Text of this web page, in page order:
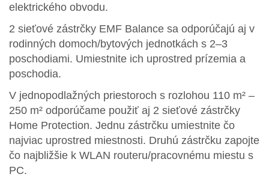
elektrického obvodu.
2 sieťové zástrčky EMF Balance sa odporúčajú aj v
rodinných domoch/bytových jednotkách s 2–3
poschodiami. Umiestnite ich uprostred prízemia a
poschodia.
V jednopodlažných priestoroch s rozlohou 110 m² –
250 m² odporúčame použiť aj 2 sieťové zástrčky
Home Protection. Jednu zástrčku umiestnite čo
najviac uprostred miestnosti. Druhú zástrčku zapojte
čo najbližšie k WLAN routeru/pracovnému miestu s
PC.